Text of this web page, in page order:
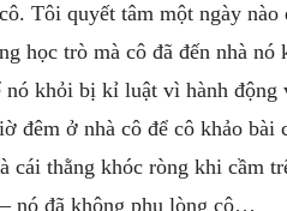
Tôi quyết tâm một ngày nào
học trò mà cô đã đến nhà nó
khỏi bị kỉ luật vì hành động
đêm ở nhà cô để cô khảo bài
cái thằng khóc ròng khi cầm
nó đã không phụ lòng cô…